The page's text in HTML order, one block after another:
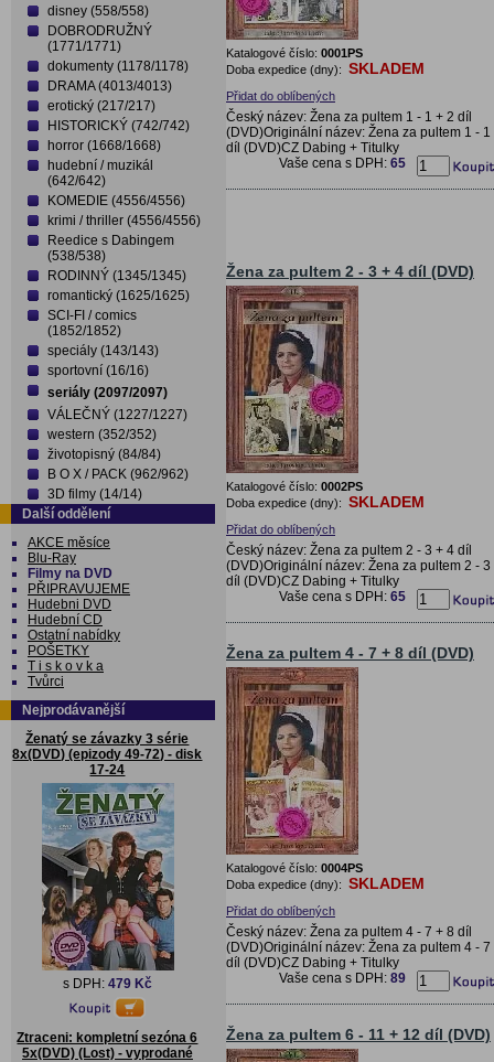
disney (558/558)
DOBRODRUŽNÝ
(1771/1771)
dokumenty (1178/1178)
DRAMA (4013/4013)
erotický (217/217)
HISTORICKÝ (742/742)
horror (1668/1668)
hudební / muzikál
(642/642)
KOMEDIE (4556/4556)
krimi / thriller (4556/4556)
Reedice s Dabingem
(538/538)
RODINNÝ (1345/1345)
romantický (1625/1625)
SCI-FI / comics
(1852/1852)
speciály (143/143)
sportovní (16/16)
seriály (2097/2097)
VÁLEČNÝ (1227/1227)
western (352/352)
životopisný (84/84)
B O X / PACK (962/962)
3D filmy (14/14)
Další oddělení
AKCE měsíce
Blu-Ray
Filmy na DVD
PŘIPRAVUJEME
Hudebni DVD
Hudební CD
Ostatní nabídky
POŠETKY
T i s k o v k a
Tvůrci
Nejprodávanější
Ženatý se závazky 3 série
8x(DVD) (epizody 49-72) - disk
17-24
s DPH: 479 Kč
Ztraceni: kompletní sezóna 6
5x(DVD) (Lost) - vyprodané
Katalogové číslo: 0001PS
Doba expedice (dny): SKLADEM
Přidat do oblíbených
Český název: Žena za pultem 1 - 1 + 2 díl
(DVD)Originální název: Žena za pultem 1 - 1
díl (DVD)CZ Dabing + Titulky
Vaše cena s DPH: 65
Žena za pultem 2 - 3 + 4 díl (DVD)
Katalogové číslo: 0002PS
Doba expedice (dny): SKLADEM
Přidat do oblíbených
Český název: Žena za pultem 2 - 3 + 4 díl
(DVD)Originální název: Žena za pultem 2 - 3
díl (DVD)CZ Dabing + Titulky
Vaše cena s DPH: 65
Žena za pultem 4 - 7 + 8 díl (DVD)
Katalogové číslo: 0004PS
Doba expedice (dny): SKLADEM
Přidat do oblíbených
Český název: Žena za pultem 4 - 7 + 8 díl
(DVD)Originální název: Žena za pultem 4 - 7
díl (DVD)CZ Dabing + Titulky
Vaše cena s DPH: 89
Žena za pultem 6 - 11 + 12 díl (DVD)